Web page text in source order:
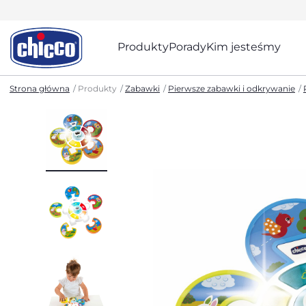
ProduktyPoradyKim jesteśmy
Strona główna Produkty Zabawki Pierwsze zabawki i odkrywanie